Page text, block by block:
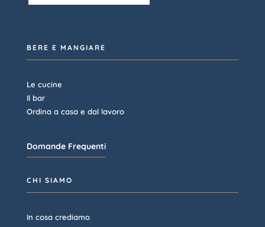
BERE E MANGIARE
Le cucine
Il bar
Ordina a casa e dal lavoro
Domande Frequenti
CHI SIAMO
In cosa crediamo